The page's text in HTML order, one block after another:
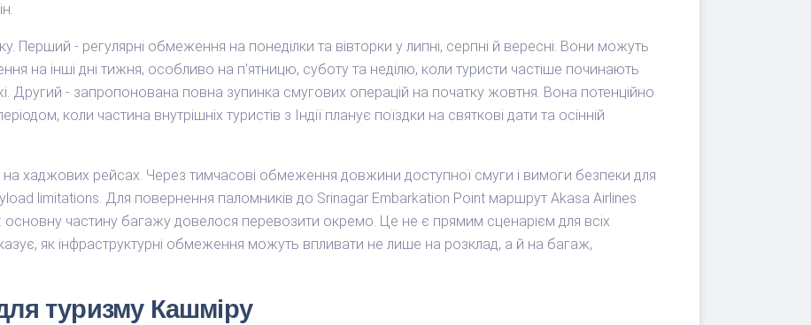
Перший - регулярні обмеження на понеділки та вівторки у липні, серпні й вересні. Вони можуть
на інші дні тижня, особливо на п'ятницю, суботу та неділю, коли туристи частіше починають
Другий - запропонована повна зупинка смугових операцій на початку жовтня. Вона потенційно
коли частина внутрішніх туристів з Індії планує поїздки на святкові дати та осінній
хаджових рейсах. Через тимчасові обмеження довжини доступної смуги і вимоги безпеки для
limitations. Для повернення паломників до Srinagar Embarkation Point маршрут Akasa Airlines
основну частину багажу довелося перевозити окремо. Це не є прямим сценарієм для всіх
як інфраструктурні обмеження можуть впливати не лише на розклад, а й на багаж,
туризму Кашміру